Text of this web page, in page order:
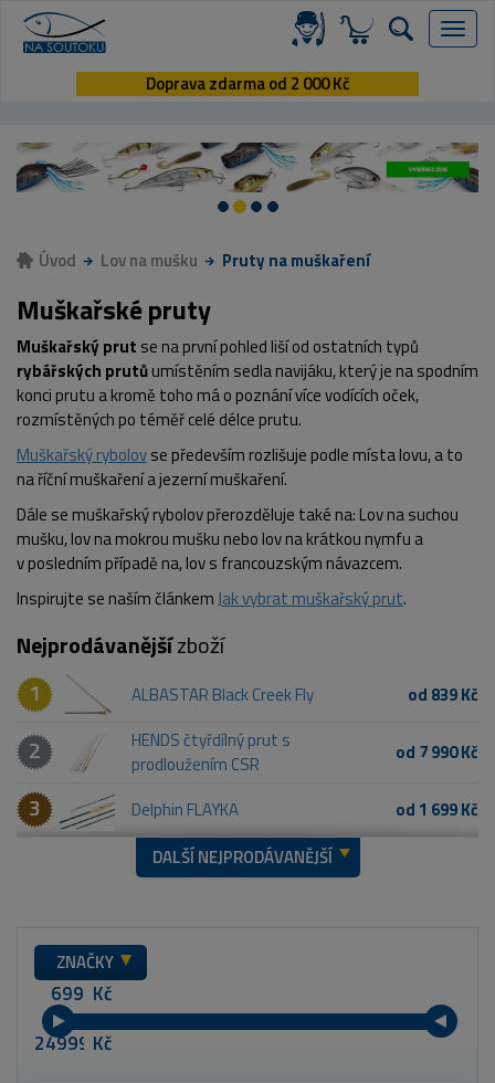
Menu
Doprava zdarma od 2 000 Kč
Úvod Lov na mušku Pruty na muškaření
Muškařské pruty
Muškařský prut se na první pohled liší od ostatních typů
rybářských prutůumístěním sedla navijáku, který je na spodním
konci prutu a kromě toho má o poznání více vodících oček,
rozmístěných po téměř celé délce prutu.
Muškařský rybolovse především rozlišuje podle místa lovu, a to
na říční muškaření a jezerní muškaření.
Dále se muškařský rybolov přerozděluje také na: Lov na suchou
mušku, lov na mokrou mušku nebo lov na krátkou nymfu a
v posledním případě na, lov s francouzským návazcem.
Inspirujte se naším článkemJak vybrat muškařský prut.
Nejprodávanějšízboží
1
ALBASTAR Black Creek Fly od 839 Kč
2
HENDS čtyřdílný prut s
prodloužením CSR
od 7 990 Kč
3 Delphin FLAYKA
od 1 699 Kč
DALŠÍ NEJPRODÁVANĚJŠÍ
ZNAČKY
Kč
Kč